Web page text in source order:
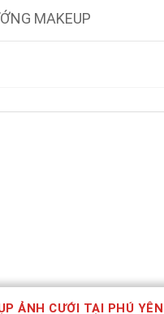
MAKEUP
ẢNH CƯỚI TẠI PHÚ